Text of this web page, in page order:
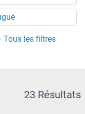
Tous les filtres
23 Résultats